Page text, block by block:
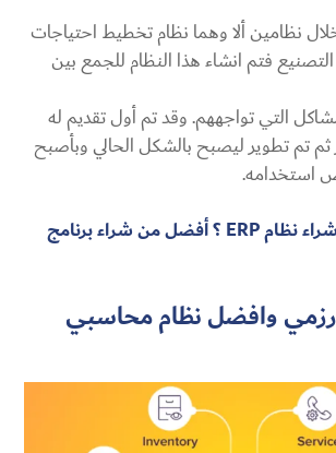
نظامين ألا وهما نظام تخطيط احتياجات
فتم انشاء هذا النظام للجمع بين
التي تواجههم. وقد تم أول تقديم له
تم تطوير ليصبح بالشكل الحالي وبأصبح
استخدامه.
لماذا شراء نظام ERP ؟ أفضل من شراء برنامج
وافضل نظام محاسبي